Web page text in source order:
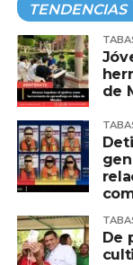
TENDENCIAS
de
De